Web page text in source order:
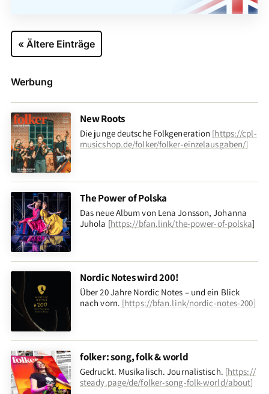
« Ältere Einträge
Werbung
New Roots
Die junge deutsche Folkgeneration [https://cpl-
musicshop.de/folker/folker-einzelausgaben/]
The Power of Polska
Das neue Album von Lena Jonsson, Johanna
Juhola [https://bfan.link/the-power-of-polska]
Nordic Notes wird 200!
Über 20 Jahre Nordic Notes – und ein Blick
nach vorn. [https://bfan.link/nordic-notes-200]
folker: song, folk & world
Gedruckt. Musikalisch. Journalistisch. [https://
steady.page/de/folker-song-folk-world/about]